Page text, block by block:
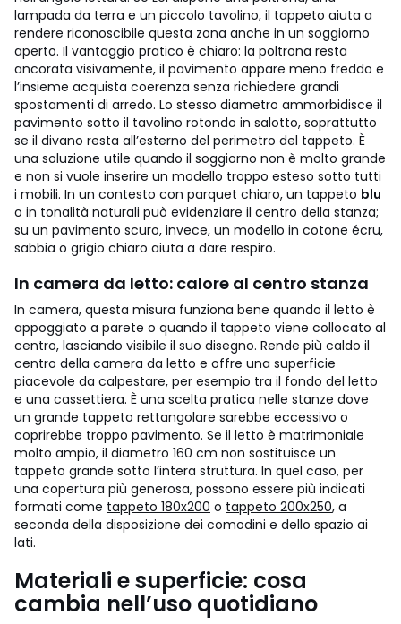
lampada da terra e un piccolo tavolino, il tappeto aiuta a
rendere riconoscibile questa zona anche in un soggiorno
aperto. Il vantaggio pratico è chiaro: la poltrona resta
ancorata visivamente, il pavimento appare meno freddo e
l’insieme acquista coerenza senza richiedere grandi
spostamenti di arredo. Lo stesso diametro ammorbidisce il
pavimento sotto il tavolino rotondo in salotto, soprattutto
se il divano resta all’esterno del perimetro del tappeto. È
una soluzione utile quando il soggiorno non è molto grande
e non si vuole inserire un modello troppo esteso sotto tutti
i mobili. In un contesto con parquet chiaro, un tappeto blu
o in tonalità naturali può evidenziare il centro della stanza;
su un pavimento scuro, invece, un modello in cotone écru,
sabbia o grigio chiaro aiuta a dare respiro.
In camera da letto: calore al centro stanza
In camera, questa misura funziona bene quando il letto è
appoggiato a parete o quando il tappeto viene collocato al
centro, lasciando visibile il suo disegno. Rende più caldo il
centro della camera da letto e offre una superficie
piacevole da calpestare, per esempio tra il fondo del letto
e una cassettiera. È una scelta pratica nelle stanze dove
un grande tappeto rettangolare sarebbe eccessivo o
coprirebbe troppo pavimento. Se il letto è matrimoniale
molto ampio, il diametro 160 cm non sostituisce un
tappeto grande sotto l’intera struttura. In quel caso, per
una copertura più generosa, possono essere più indicati
formati come tappeto 180x200 o tappeto 200x250, a
seconda della disposizione dei comodini e dello spazio ai
lati.
Materiali e superficie: cosa
cambia nell’uso quotidiano